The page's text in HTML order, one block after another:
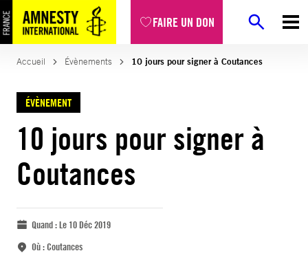
FAIRE UN DON
Accueil Évènements 10 jours pour signer à Coutances
ÉVÈNEMENT
10 jours pour signer à
Coutances
Quand :Le 10 Déc 2019
Où :Coutances